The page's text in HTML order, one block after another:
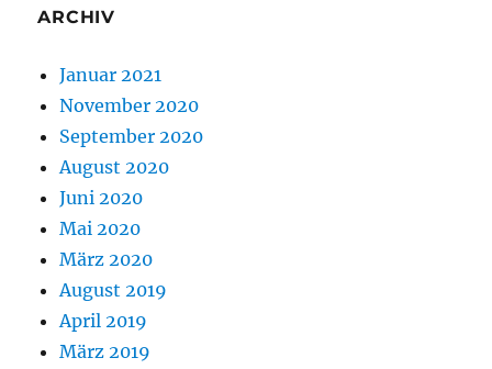
ARCHIV
Januar 2021
November 2020
September 2020
August 2020
Juni 2020
Mai 2020
März 2020
August 2019
April 2019
März 2019